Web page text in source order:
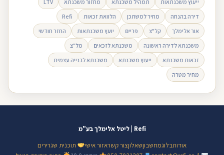
ייעוץ משכנתאות תמהיל משכנתא מחזור משכנתא
LTV
דירה בהנחה
מחיר למשתכן הלוואת זכאות
Refi
אור אלימלך
קל"צ פריים יועץ משכנתאות
החזר חודשי
משכנתא לדירה ראשונה
משכנתא לזכאים
מל"צ
זכאות משכנתא
ייעוץ משכנתא
משכנתא לבנייה עצמית
מחיר מטרה
Refi | ליטל אלימלך בע"מ
אודותבלוגמחשבוןשאלוןצור קשראזור אישי
תוכנית שגרירים